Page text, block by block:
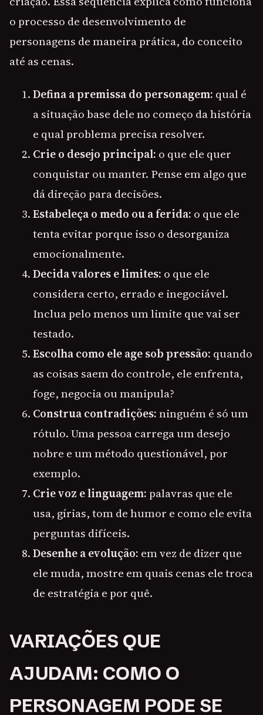
o processo de desenvolvimento de
personagens de maneira prática, do conceito
até as cenas.
Defina a premissa do personagem: qual é
a situação base dele no começo da história
e qual problema precisa resolver.
Crie o desejo principal: o que ele quer
conquistar ou manter. Pense em algo que
dá direção para decisões.
Estabeleça o medo ou a ferida: o que ele
tenta evitar porque isso o desorganiza
emocionalmente.
Decida valores e limites: o que ele
considera certo, errado e inegociável.
Inclua pelo menos um limite que vai ser
testado.
Escolha como ele age sob pressão: quando
as coisas saem do controle, ele enfrenta,
foge, negocia ou manipula?
Construa contradições:ninguém é só um
rótulo. Uma pessoa carrega um desejo
nobre e um método questionável, por
exemplo.
Crie voz e linguagem:palavras que ele
usa, gírias, tom de humor e como ele evita
perguntas difíceis.
Desenhe a evolução: em vez de dizer que
ele muda, mostre em quais cenas ele troca
de estratégia e por quê.
VARIAÇÕES QUE
AJUDAM: COMO O
PERSONAGEM PODE SE